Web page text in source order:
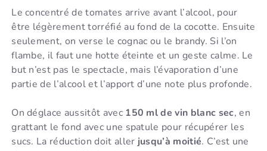
Le concentré de tomates arrive avant l’alcool, pour
être légèrement torréfié au fond de la cocotte. Ensuite
seulement, on verse le cognac ou le brandy. Si l’on
flambe, il faut une hotte éteinte et un geste calme. Le
but n’est pas le spectacle, mais l’évaporation d’une
partie de l’alcool et l’apport d’une note plus profonde.
On déglace aussitôt avec 150 ml de vin blanc sec, en
grattant le fond avec une spatule pour récupérer les
sucs. La réduction doit aller jusqu’à moitié. C’est une